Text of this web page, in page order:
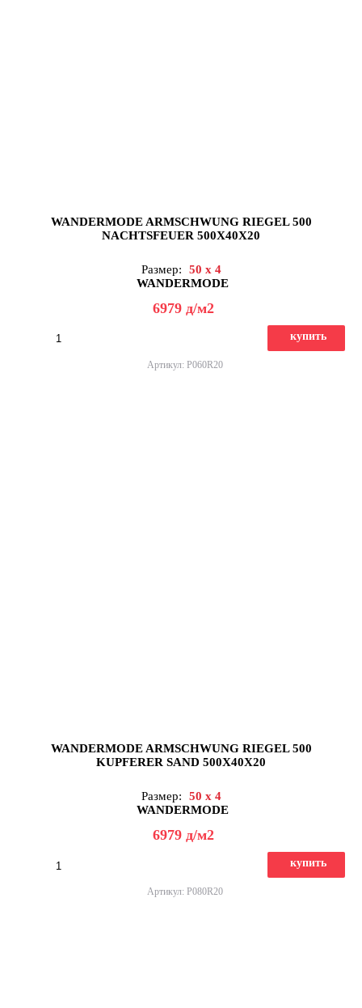
WANDERMODE ARMSCHWUNG RIEGEL 500
NACHTSFEUER 500X40X20
Размер:
50 x 4
WANDERMODE
6979 д/м2
купить
Артикул: P060R20
WANDERMODE ARMSCHWUNG RIEGEL 500
KUPFERER SAND 500X40X20
Размер:
50 x 4
WANDERMODE
6979 д/м2
купить
Артикул: P080R20